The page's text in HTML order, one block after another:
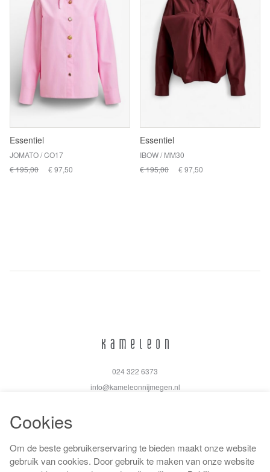
Essentiel
JOMATO / CO17
€ 195,00
€ 97,50
Essentiel
IBOW / MM30
€ 195,00
€ 97,50
024 322 6373
info@kameleonnijmegen.nl
Algemene voorwaarden
Privacy policy
Cookies
Om de beste gebruikerservaring te bieden maakt onze website
gebruik van cookies. Door gebruik te maken van onze website